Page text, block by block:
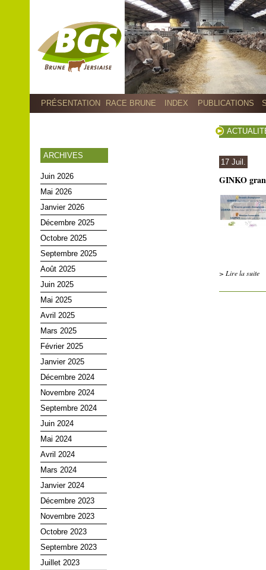
PRÉSENTATION RACE BRUNE INDEX PUBLICATIONS
ARCHIVES
Juin 2026
Mai 2026
Janvier 2026
Décembre 2025
Octobre 2025
Septembre 2025
Août 2025
Juin 2025
Mai 2025
Avril 2025
Mars 2025
Février 2025
Janvier 2025
Décembre 2024
Novembre 2024
Septembre 2024
Juin 2024
Mai 2024
Avril 2024
Mars 2024
Janvier 2024
Décembre 2023
Novembre 2023
Octobre 2023
Septembre 2023
Juillet 2023
17 Juil.
GINKO
> Lire la suite